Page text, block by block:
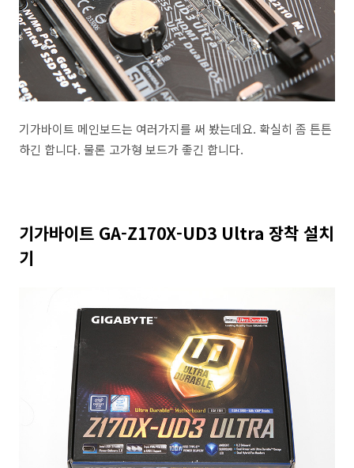
기가바이트 메인보드는 여러가지를 써 봤는데요. 확실히 좀 튼튼
하긴 합니다. 물론 고가형 보드가 좋긴 합니다.
기가바이트 GA-Z170X-UD3 Ultra 장착 설치
기